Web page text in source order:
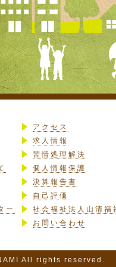
ー
アクセス
求人情報
苦情処理解決
個人情報保護
決算報告書
自己評価
社会福祉法人山清福
お問い合わせ
All rights reserved.